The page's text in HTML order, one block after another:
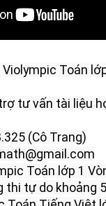
Toán
tư vấn tài liệu
(Cô Trang)
Toán lớp 1
thi tự do khoảng